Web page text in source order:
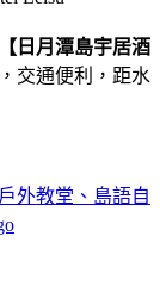
【日月潭島宇居酒
交通便利，距水
外教堂、島語自